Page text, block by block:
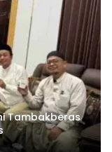
Tambakberas